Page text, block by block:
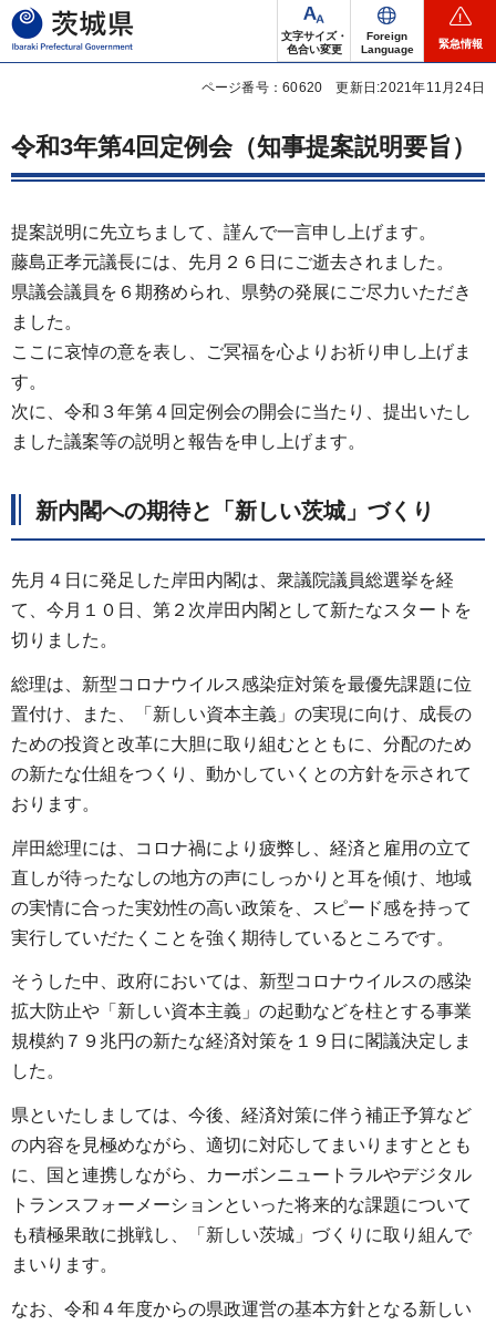
茨城県
文字サイズ・
色合い変更
Foreign
Language
緊急情報
ページ番号：60620 更新日:2021年11月24日
令和3年第4回定例会（知事提案説明要旨）
提案説明に先立ちまして、謹んで一言申し上げます。
藤島正孝元議長には、先月２６日にご逝去されました。
県議会議員を６期務められ、県勢の発展にご尽力いただき
ました。
ここに哀悼の意を表し、ご冥福を心よりお祈り申し上げま
す。
次に、令和３年第４回定例会の開会に当たり、提出いたし
ました議案等の説明と報告を申し上げます。
新内閣への期待と「新しい茨城」づくり
先月４日に発足した岸田内閣は、衆議院議員総選挙を経
て、今月１０日、第２次岸田内閣として新たなスタートを
切りました。
総理は、新型コロナウイルス感染症対策を最優先課題に位
置付け、また、「新しい資本主義」の実現に向け、成長の
ための投資と改革に大胆に取り組むとともに、分配のため
の新たな仕組をつくり、動かしていくとの方針を示されて
おります。
岸田総理には、コロナ禍により疲弊し、経済と雇用の立て
直しが待ったなしの地方の声にしっかりと耳を傾け、地域
の実情に合った実効性の高い政策を、スピード感を持って
実行していだたくことを強く期待しているところです。
そうした中、政府においては、新型コロナウイルスの感染
拡大防止や「新しい資本主義」の起動などを柱とする事業
規模約７９兆円の新たな経済対策を１９日に閣議決定しま
した。
県といたしましては、今後、経済対策に伴う補正予算など
の内容を見極めながら、適切に対応してまいりますととも
に、国と連携しながら、カーボンニュートラルやデジタル
トランスフォーメーションといった将来的な課題について
も積極果敢に挑戦し、「新しい茨城」づくりに取り組んで
まいります。
なお、令和４年度からの県政運営の基本方針となる新しい